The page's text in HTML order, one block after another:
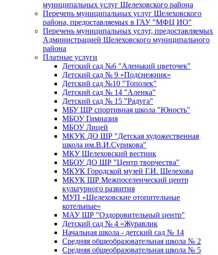
муниципальных услуг Шелеховского района
Перечень муниципальных услуг Шелеховского
района, предоставляемых в ГАУ "МФЦ ИО"
Перечень муниципальных услуг, предоставляемых
Администрацией Шелеховского муниципального
района
Платные услуги
Детский сад №6 "Аленький цветочек"
Детский сад № 9 «Подснежник»
Детский сад №10 "Тополек"
Детский сад № 14 "Аленка"
Детский сад № 15 "Радуга"
МБУ ШР спортивная школа "Юность"
МБОУ Гимназия
МБОУ Лицей
МКУК ДО ШР "Детская художественная
школа им.В.И.Сурикова"
МКУ Шелеховский вестник
МБОУ ДО ШР "Центр творчества"
МКУК Городской музей Г.И. Шелехова
МКУК ШР Межпоселенческий центр
культурного развития
МУП «Шелеховские отопительные
котельные»
МАУ ШР "Оздоровительный центр"
Детский сад № 4 «Журавлик
Начальная школа - детский сад № 14
Средняя общеобразовательная школа № 2
Средняя общеобразовательная школа № 5